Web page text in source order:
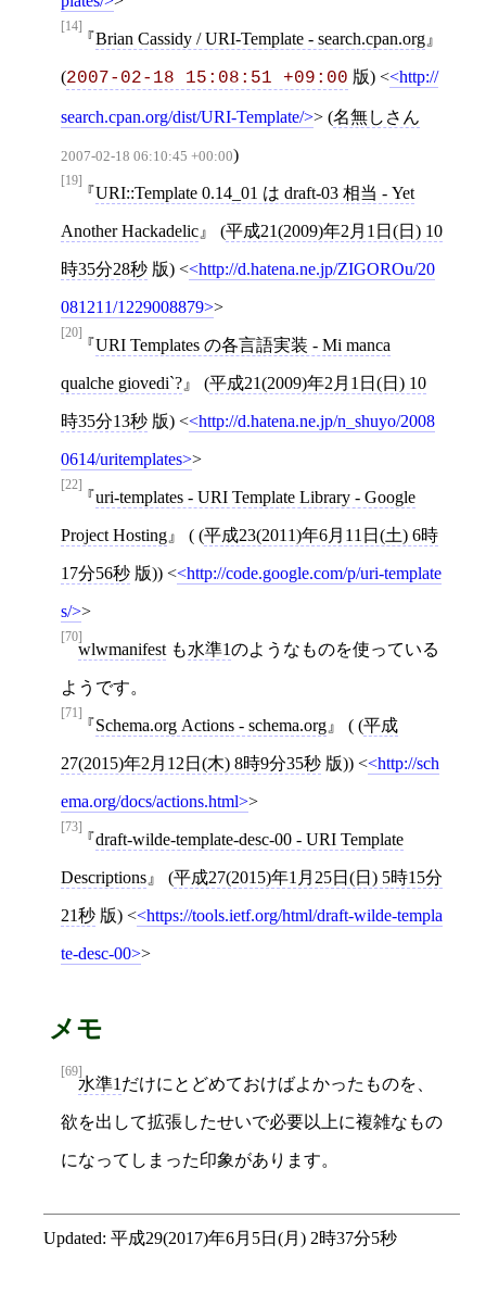
[14]
Brian Cassidy / URI-Template - search.cpan.org
(2007-02-18 15:08:51 +09:00 版) < http://
search.cpan.org/dist/URI-Template/ > (名無しさん
2007-02-18 06:10:45 +00:00)
[19]
URI::Template 0.14_01 は draft-03 相当 - Yet
Another Hackadelic (平成21(2009)年2月1日(日) 10
時35分28秒 版) < http://d.hatena.ne.jp/ZIGOROu/20
081211/1229008879 >
[20]
URI Templates の各言語実装 - Mi manca
qualche giovedi`? (平成21(2009)年2月1日(日) 10
時35分13秒 版) < http://d.hatena.ne.jp/n_shuyo/2008
0614/uritemplates >
[22]
uri-templates - URI Template Library - Google
Project Hosting ( (平成23(2011)年6月11日(土) 6時
17分56秒 版)) < http://code.google.com/p/uri-template
s/ >
[70]
wlwmanifest も水準1のようなものを使っている
ようです。
[71]
Schema.org Actions - schema.org ( (平成
27(2015)年2月12日(木) 8時9分35秒 版)) < http://sch
ema.org/docs/actions.html >
[73]
draft-wilde-template-desc-00 - URI Template
Descriptions (平成27(2015)年1月25日(日) 5時15分
21秒 版) < https://tools.ietf.org/html/draft-wilde-templa
te-desc-00 >
メモ
[69]
水準1 だけにとどめておけばよかったものを、
欲を出して拡張したせいで必要以上に複雑なもの
になってしまった印象があります。
Updated: 平成29(2017)年6月5日(月) 2時37分5秒